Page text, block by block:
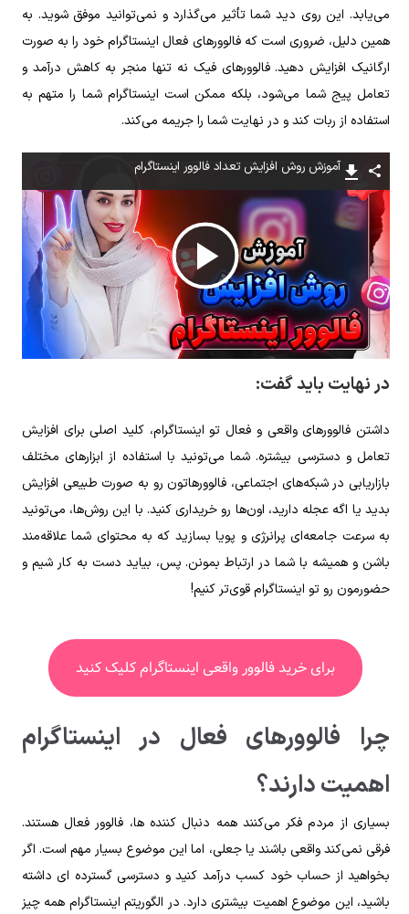
می‌یابد. این روی دید شما تأثیر می‌گذارد و نمی‌توانید موفق شوید. به
همین دلیل، ضروری است که فالوورهای فعال اینستاگرام خود را به صورت
ارگانیک افزایش دهید. فالوورهای فیک نه تنها منجر به کاهش درآمد و
تعامل پیج شما می‌شود، بلکه ممکن است اینستاگرام شما را متهم به
استفاده از ربات کند و در نهایت شما را جریمه می‌کند.
آموزش روش افزایش تعداد فالوور اینستاگرام
پخش
ویدیو
در نهایت باید گفت:
داشتن فالوورهای واقعی و فعال تو اینستاگرام، کلید اصلی برای افزایش
تعامل و دسترسی بیشتره. شما می‌تونید با استفاده از ابزارهای مختلف
بازاریابی در شبکه‌های اجتماعی، فالوورهاتون رو به صورت طبیعی افزایش
بدید یا اگه عجله دارید، اون‌ها رو خریداری کنید. با این روش‌ها، می‌تونید
به سرعت جامعه‌ای پرانرژی و پویا بسازید که به محتوای شما علاقه‌مند
باشن و همیشه با شما در ارتباط بمونن. پس، بیاید دست به کار شیم و
حضورمون رو تو اینستاگرام قوی‌تر کنیم!
برای خرید فالوور واقعی اینستاگرام کلیک کنید
چرا فالوورهای فعال در اینستاگرام
اهمیت دارند؟
بسیاری از مردم فکر می‌کنند همه دنبال کننده ها، فالوور فعال هستند.
فرقی نمی‌کند واقعی باشند یا جعلی، اما این موضوع بسیار مهم است. اگر
بخواهید از حساب خود کسب درآمد کنید و دسترسی گسترده ای داشته
باشید، این موضوع اهمیت بیشتری دارد. در الگوریتم اینستاگرام همه چیز